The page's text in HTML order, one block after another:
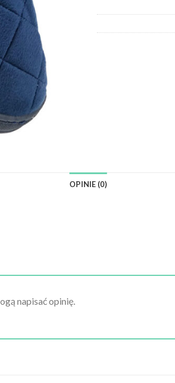
OPINIE (0)
napisać opinię.